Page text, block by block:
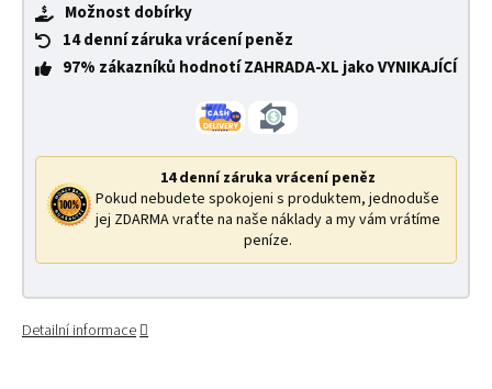
Možnost dobírky
14 denní záruka vrácení peněz
97% zákazníků hodnotí ZAHRADA-XL jako VYNIKAJÍCÍ
14 denní záruka vrácení peněz
Pokud nebudete spokojeni s produktem, jednoduše
jej ZDARMA vraťte na naše náklady a my vám vrátíme
peníze.
Detailní informace